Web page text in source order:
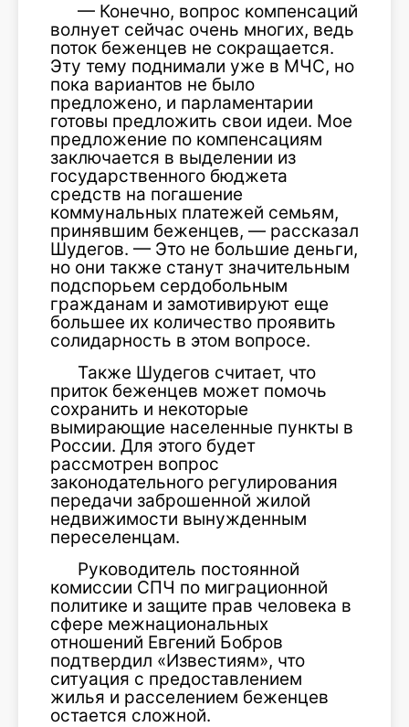
— Конечно, вопрос компенсаций
волнует сейчас очень многих, ведь
поток беженцев не сокращается.
Эту тему поднимали уже в МЧС, но
пока вариантов не было
предложено, и парламентарии
готовы предложить свои идеи. Мое
предложение по компенсациям
заключается в выделении из
государственного бюджета
средств на погашение
коммунальных платежей семьям,
принявшим беженцев, — рассказал
Шудегов. — Это не большие деньги,
но они также станут значительным
подспорьем сердобольным
гражданам и замотивируют еще
большее их количество проявить
солидарность в этом вопросе.
Также Шудегов считает, что
приток беженцев может помочь
сохранить и некоторые
вымирающие населенные пункты в
России. Для этого будет
рассмотрен вопрос
законодательного регулирования
передачи заброшенной жилой
недвижимости вынужденным
переселенцам.
Руководитель постоянной
комиссии СПЧ по миграционной
политике и защите прав человека в
сфере межнациональных
отношений Евгений Бобров
подтвердил «Известиям», что
ситуация с предоставлением
жилья и расселением беженцев
остается сложной.